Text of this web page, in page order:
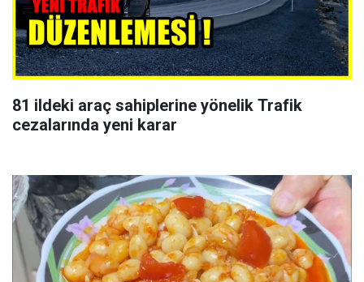
81 ildeki araç sahiplerine yönelik Trafik
cezalarında yeni karar